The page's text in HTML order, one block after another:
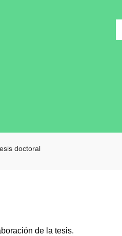
doctoral
de la tesis.